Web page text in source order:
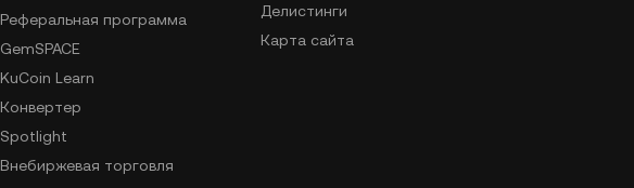
Реферальная программа
GemSPACE
KuCoin Learn
Конвертер
Spotlight
Внебиржевая торговля
Делистинги
Карта сайта